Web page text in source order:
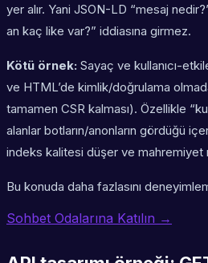
yer alır. Yani JSON-LD “mesaj
an kaç like var?” iddiasına girmez.
Kötü örnek: Sayaç ve kullanıcı-
ve HTML’de kimlik/doğrulama
tamamen CSR kalması). Özellikle
alanlar botların/anonların gördüğü
indeks kalitesi düşer ve mahremiyet
Bu konuda daha fazlasını
Sohbet Odalarına Katılın →